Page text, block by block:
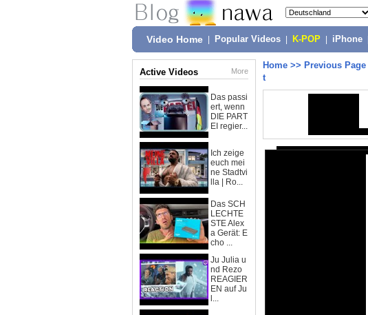
Video Home Popular Videos K-POP iPhone
Active Videos More
Das passi
ert, wenn
DIE PART
EI regier...
Ich zeige
euch mei
ne Stadtvi
lla | Ro...
Das SCH
LECHTE
STE Alex
a Gerät: E
cho ...
Ju Julia u
nd Rezo
REAGIER
EN auf Ju
l...
Home >> Previous Page
t